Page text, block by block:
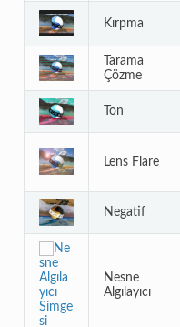
Kırpma
Tarama
Çözme
Ton
Lens Flare
Negatif
Nesne
Algılayıcı